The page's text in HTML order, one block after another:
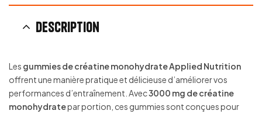
Description
Les gummies de créatine monohydrate Applied Nutrition
offrent une manière pratique et délicieuse d’améliorer vos
performances d’entraînement. Avec3000 mg de créatine
monohydratepar portion, ces gummies sont conçues pour